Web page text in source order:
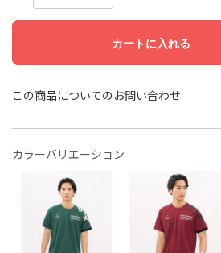
カートに入れる
この商品についてのお問い合わせ
カラーバリエーション